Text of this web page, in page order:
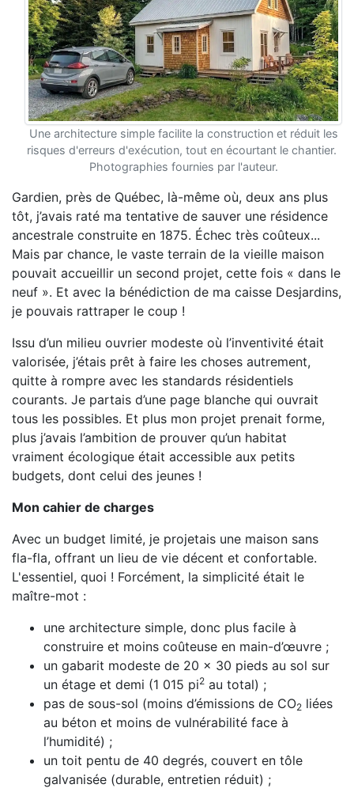
Une architecture simple facilite la construction et réduit les
risques d'erreurs d'exécution, tout en écourtant le chantier.
Photographies fournies par l'auteur.
Gardien, près de Québec, là-même où, deux ans plus
tôt, j’avais raté ma tentative de sauver une résidence
ancestrale construite en 1875. Échec très coûteux...
Mais par chance, le vaste terrain de la vieille maison
pouvait accueillir un second projet, cette fois « dans le
neuf ». Et avec la bénédiction de ma caisse Desjardins,
je pouvais rattraper le coup !
Issu d’un milieu ouvrier modeste où l’inventivité était
valorisée, j’étais prêt à faire les choses autrement,
quitte à rompre avec les standards résidentiels
courants. Je partais d’une page blanche qui ouvrait
tous les possibles. Et plus mon projet prenait forme,
plus j’avais l’ambition de prouver qu’un habitat
vraiment écologique était accessible aux petits
budgets, dont celui des jeunes !
Mon cahier de charges
Avec un budget limité, je projetais une maison sans
fla-fla, offrant un lieu de vie décent et confortable.
L'essentiel, quoi ! Forcément, la simplicité était le
maître-mot :
une architecture simple, donc plus facile à
construire et moins coûteuse en main-d’œuvre ;
un gabarit modeste de 20 x 30 pieds au sol sur
un étage et demi (1 015 pi2 au total) ;
pas de sous-sol (moins d’émissions de CO2 liées
au béton et moins de vulnérabilité face à
l’humidité) ;
un toit pentu de 40 degrés, couvert en tôle
galvanisée (durable, entretien réduit) ;